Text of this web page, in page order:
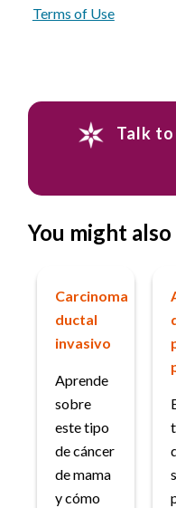
Terms of Use
Talk
You might
Carcinoma
ductal
invasivo
Aprende
sobre
este tipo
de cáncer
de mama
y cómo